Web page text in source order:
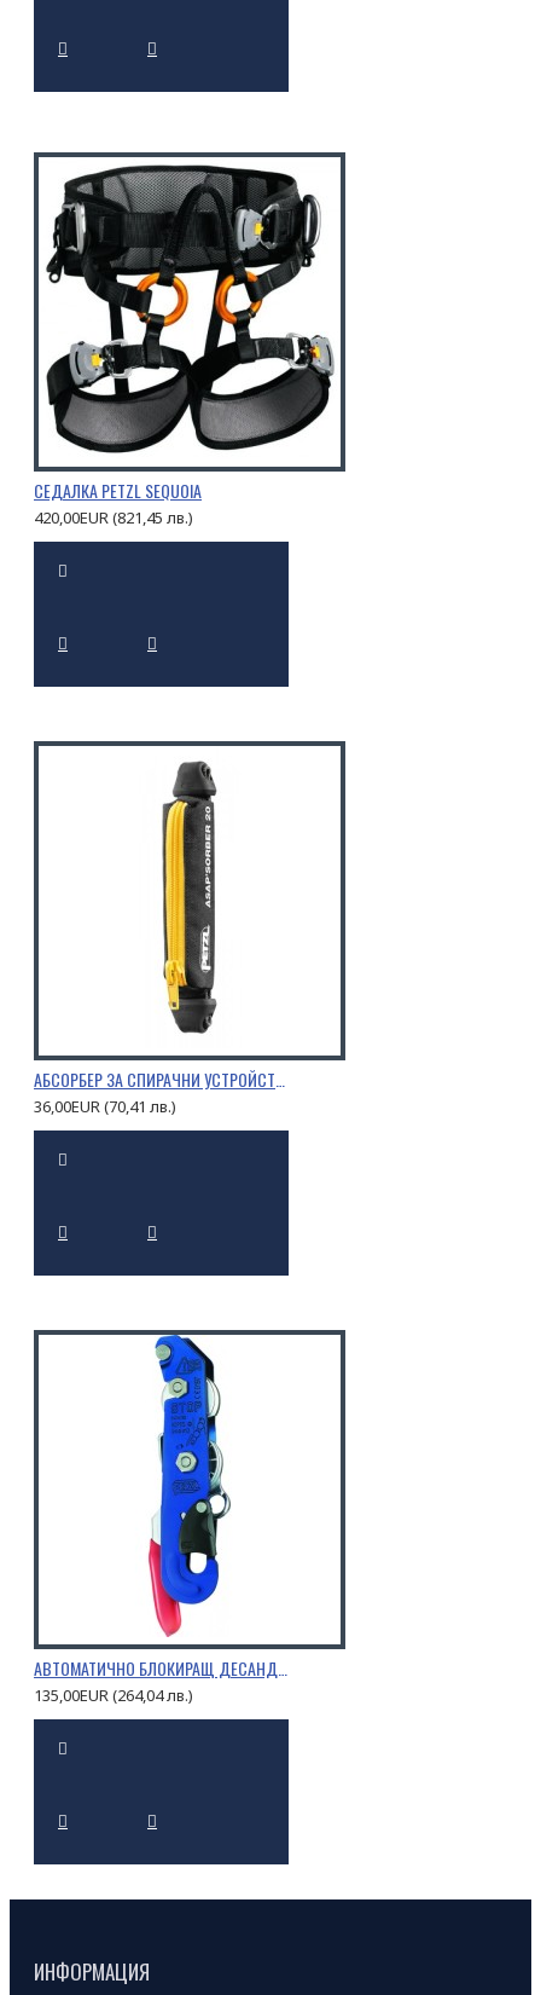
СЕДАЛКА PETZL SEQUOIA
420,00EUR (821,45 лв.)
АБСОРБЕР ЗА СПИРАЧНИ УСТРОЙСТВА PETZL ASAP’SORBER
36,00EUR (70,41 лв.)
АВТОМАТИЧНО БЛОКИРАЩ ДЕСАНДЬОР STOP
135,00EUR (264,04 лв.)
ИНФОРМАЦИЯ